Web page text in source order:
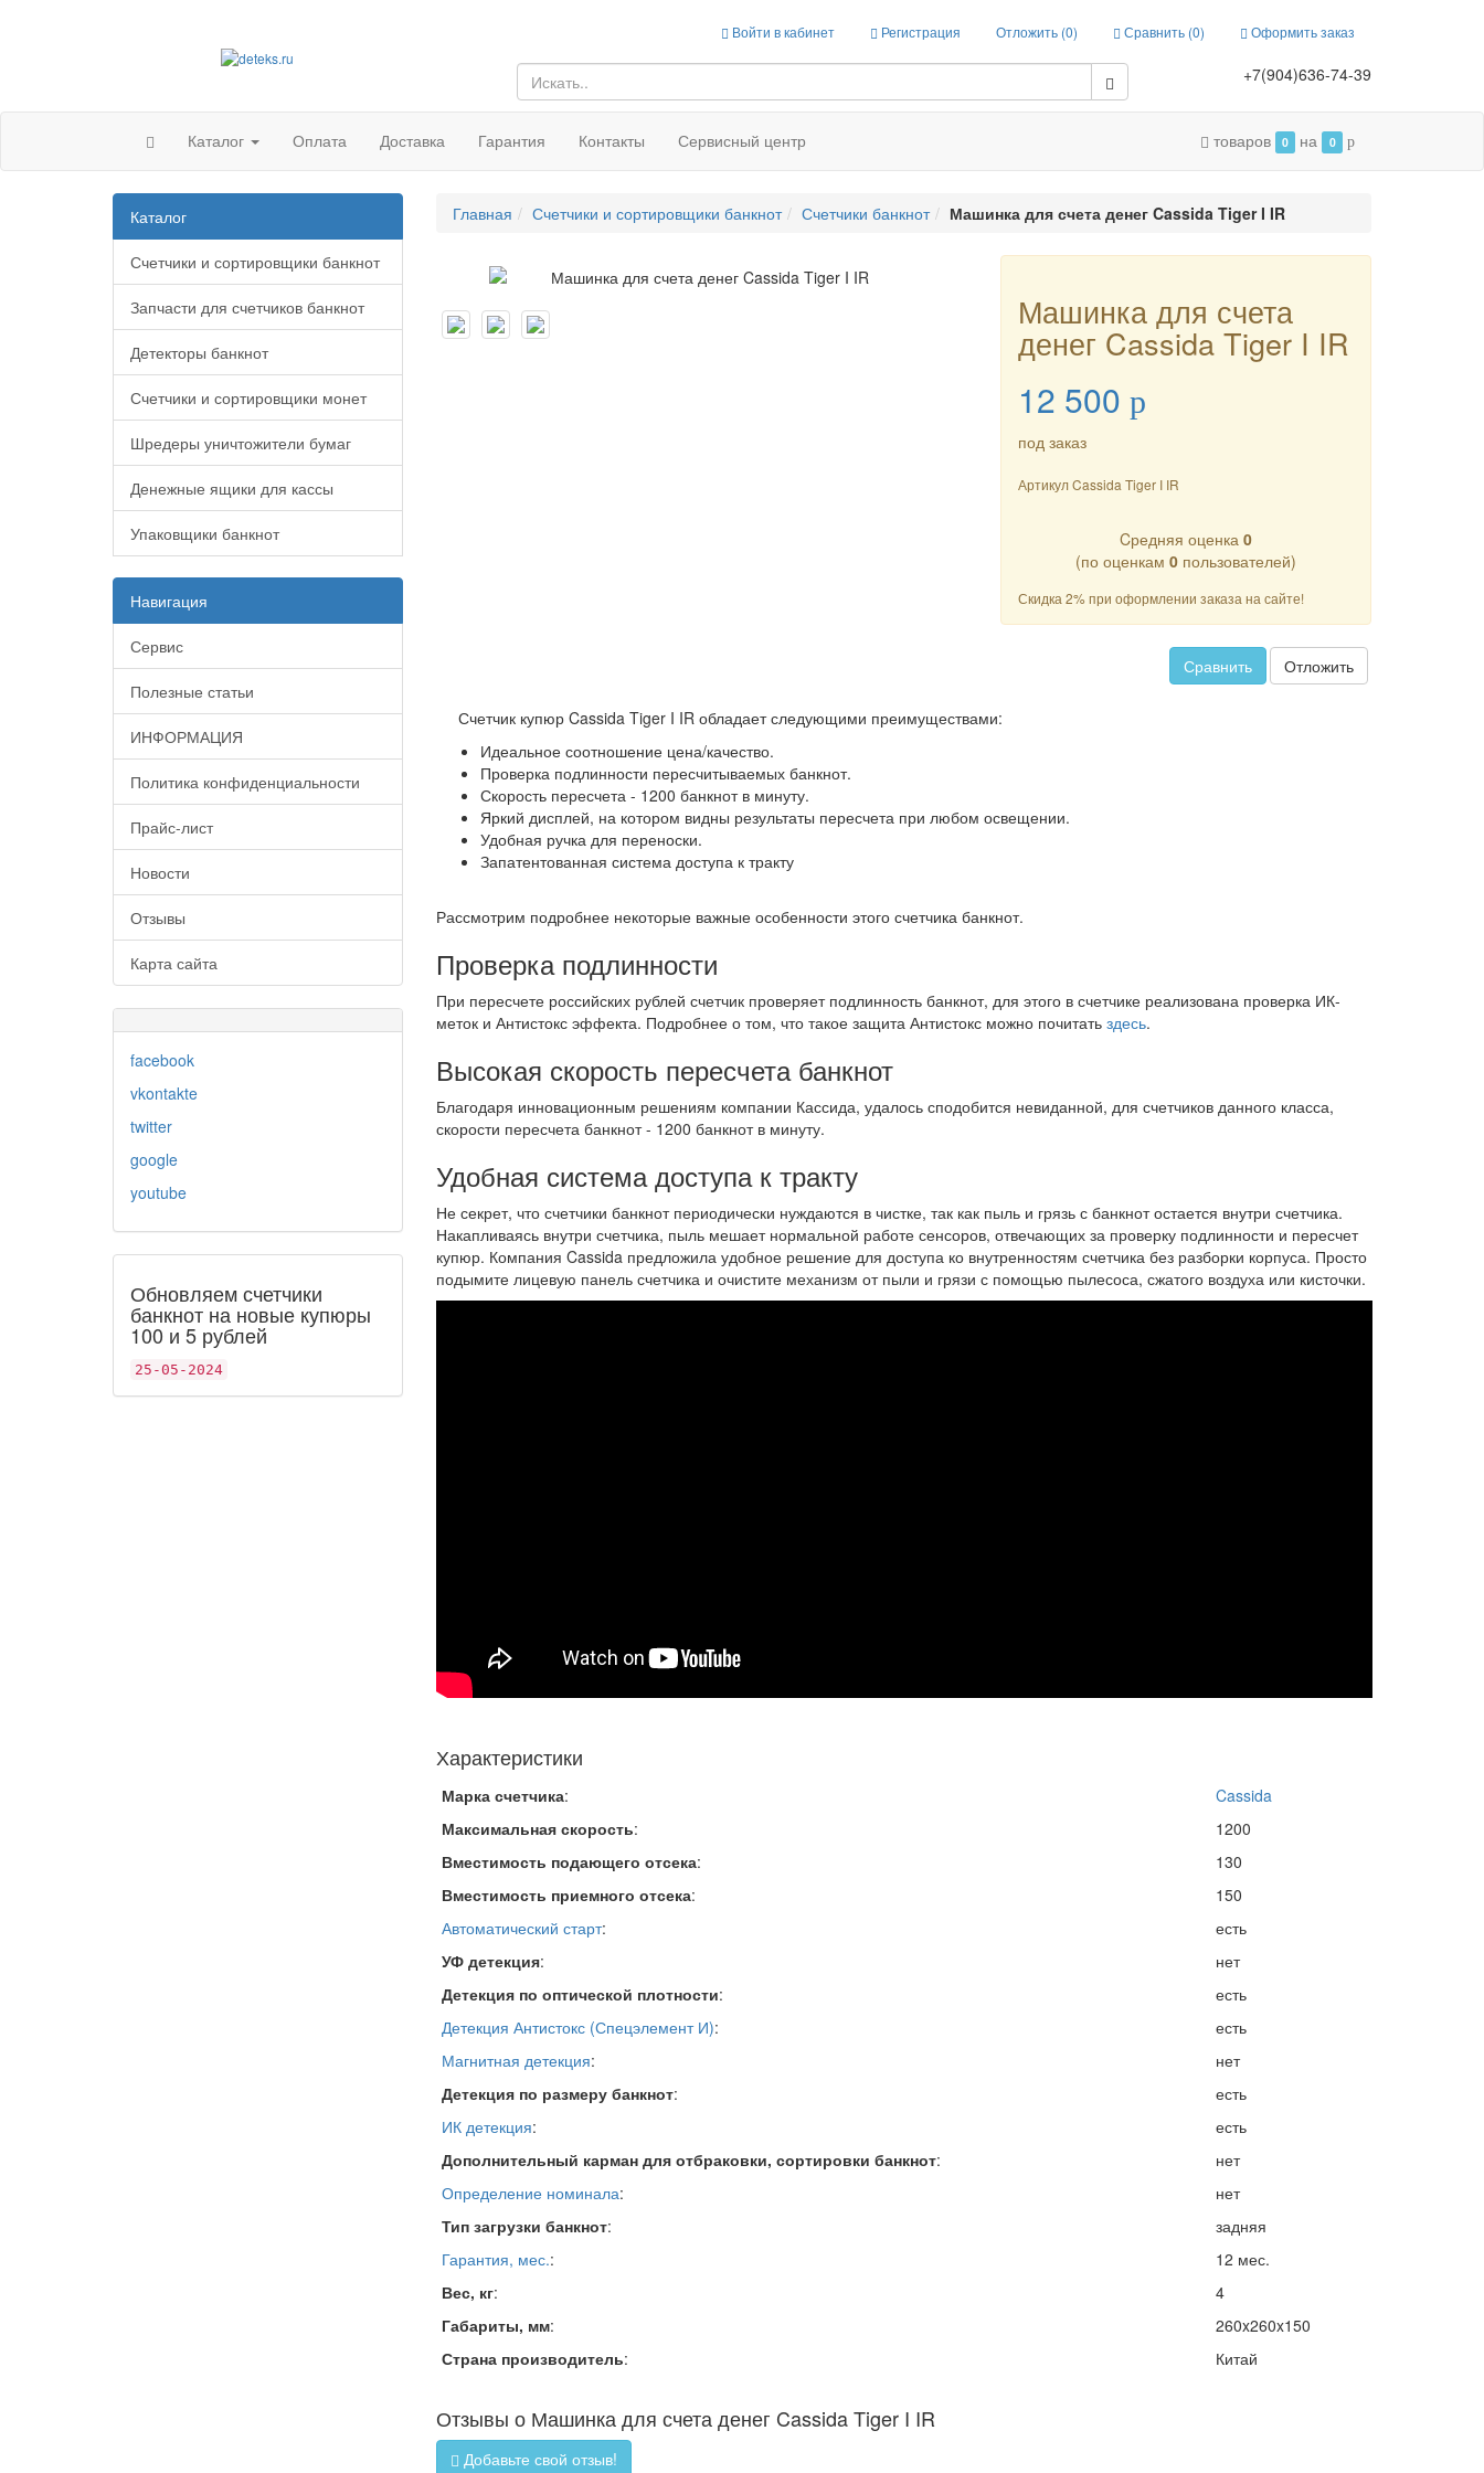
Войти в кабинет Регистрация Отложить (0) Сравнить (0) Оформить заказ
+7(904)636-74-39
Каталог Оплата Доставка Гарантия Контакты Сервисный центр товаров 0 на 0 p
Каталог
Счетчики и сортировщики банкнот
Запчасти для счетчиков банкнот
Детекторы банкнот
Счетчики и сортировщики монет
Шредеры уничтожители бумаг
Денежные ящики для кассы
Упаковщики банкнот
Навигация
Сервис
Полезные статьи
ИНФОРМАЦИЯ
Политика конфиденциальности
Прайс-лист
Новости
Отзывы
Карта сайта
facebook
vkontakte
twitter
google
youtube
Обновляем счетчики
банкнот на новые купюры
100 и 5 рублей
25-05-2024
Главная Счетчики и сортировщики банкнот Счетчики банкнот Машинка для счета денег Cassida Tiger I IR
Машинка для счета
денег Cassida Tiger I IR
12 500 p
под заказ
АртикулCassida Tiger I IR
Cредняя оценка0
(по оценкам0 пользователей)
Скидка 2% при оформлении заказа на сайте!
Сравнить Отложить
Счетчик купюр Cassida Tiger I IR обладает следующими преимуществами:
Идеальное соотношение цена/качество.
Проверка подлинности пересчитываемых банкнот.
Скорость пересчета - 1200 банкнот в минуту.
Яркий дисплей, на котором видны результаты пересчета при любом освещении.
Удобная ручка для переноски.
Запатентованная система доступа к тракту
Рассмотрим подробнее некоторые важные особенности этого счетчика банкнот.
Проверка подлинности
При пересчете российских рублей счетчик проверяет подлинность банкнот, для этого в счетчике реализована проверка ИК-
меток и Антистокс эффекта. Подробнее о том, что такое защита Антистокс можно почитать здесь.
Высокая скорость пересчета банкнот
Благодаря инновационным решениям компании Кассида, удалось сподобится невиданной, для счетчиков данного класса,
скорости пересчета банкнот - 1200 банкнот в минуту.
Удобная система доступа к тракту
Не секрет, что счетчики банкнот периодически нуждаются в чистке, так как пыль и грязь с банкнот остается внутри счетчика.
Накапливаясь внутри счетчика, пыль мешает нормальной работе сенсоров, отвечающих за проверку подлинности и пересчет
купюр. Компания Cassida предложила удобное решение для доступа ко внутренностям счетчика без разборки корпуса. Просто
подымите лицевую панель счетчика и очистите механизм от пыли и грязи с помощью пылесоса, сжатого воздуха или кисточки.
Характеристики
Марка счетчика:
Cassida
Максимальная скорость:
1200
Вместимость подающего отсека:
130
Вместимость приемного отсека:
150
Автоматический старт:
есть
УФ детекция:
нет
Детекция по оптической плотности:
есть
Детекция Антистокс (Спецэлемент И):
есть
Магнитная детекция:
нет
Детекция по размеру банкнот:
есть
ИК детекция:
есть
Дополнительный карман для отбраковки, сортировки банкнот:
нет
Определение номинала:
нет
Тип загрузки банкнот:
задняя
Гарантия, мес.:
12 мес.
Вес, кг:
4
Габариты, мм:
260x260x150
Страна производитель: Китай
Отзывы о Машинка для счета денег Cassida Tiger I IR
Добавьте свой отзыв!